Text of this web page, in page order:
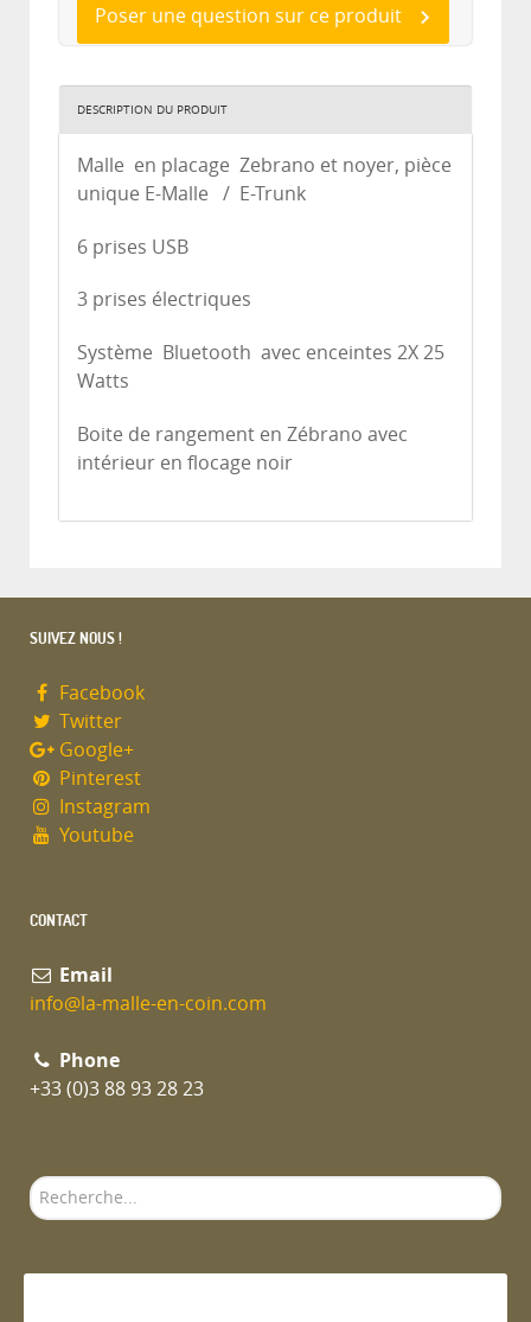
Poser une question sur ce produit
DESCRIPTION DU PRODUIT
Malle en placage Zebrano et noyer, pièce
unique E-Malle / E-Trunk
6 prises USB
3 prises électriques
Système Bluetooth avec enceintes 2X 25
Watts
Boite de rangement en Zébrano avec
intérieur en flocage noir
SUIVEZ NOUS !
Facebook
Twitter
Google+
Pinterest
Instagram
Youtube
CONTACT
Email
info@la-malle-en-coin.com
Phone
+33 (0)3 88 93 28 23
Rechercher